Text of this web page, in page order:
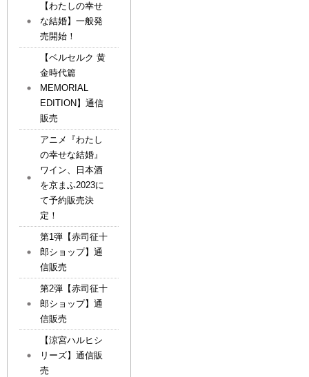
【わたしの幸せ
な結婚】一般発
売開始！
【ベルセルク 黄
金時代篇
MEMORIAL
EDITION】通信
販売
アニメ『わたし
の幸せな結婚』
ワイン、日本酒
を京まふ2023に
て予約販売決
定！
第1弾【赤司征十
郎ショップ】通
信販売
第2弾【赤司征十
郎ショップ】通
信販売
【涼宮ハルヒシ
リーズ】通信販
売